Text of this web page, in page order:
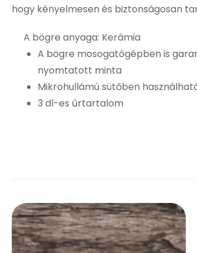
hogy kényelmesen és biztonságosan
A bögre anyaga: Kerámia
A bögre mosogatógépben is
nyomtatott minta
Mikrohullámú sütőben
3 dl-es űrtartalom